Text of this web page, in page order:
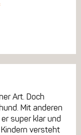
Art. Doch
Mit anderen
super klar und
versteht